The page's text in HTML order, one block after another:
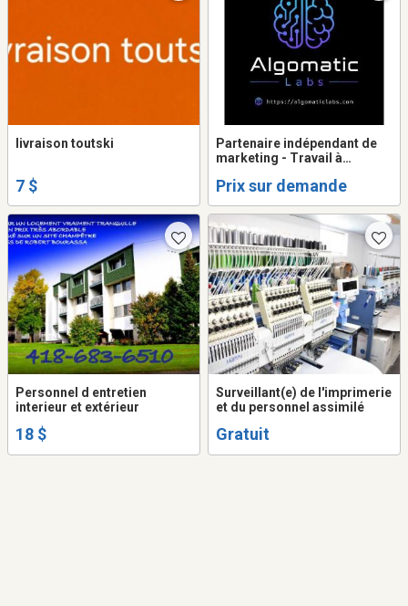
livraison toutski
7 $
Partenaire indépendant de
marketing - Travail à
Prix sur demande
Personnel d entretien
interieur et extérieur
18 $
Surveillant(e) de l'imprimerie
et du personnel assimilé
Gratuit